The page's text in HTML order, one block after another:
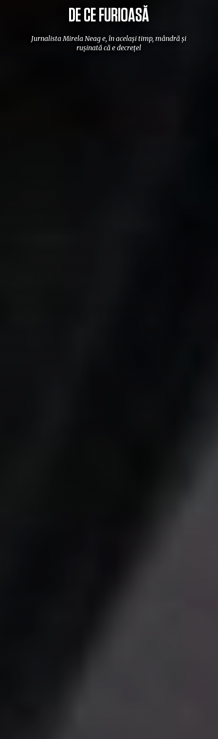
DE CE FURIOASĂ
Jurnalista Mirela Neag e, în același timp, mândră și
rușinată că e decrețel